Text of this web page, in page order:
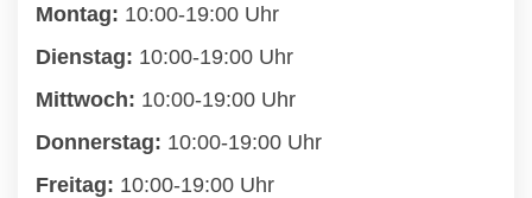
Montag: 10:00-19:00 Uhr
Dienstag: 10:00-19:00 Uhr
Mittwoch: 10:00-19:00 Uhr
Donnerstag: 10:00-19:00 Uhr
Freitag: 10:00-19:00 Uhr